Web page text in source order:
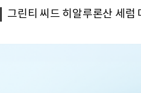
그린티 씨드 히알루론산 세럼